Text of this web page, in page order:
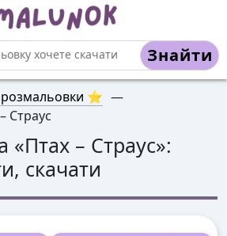
Знайти
розмальовки ⭐ —
Страус
«Птах – Страус»:
скачати